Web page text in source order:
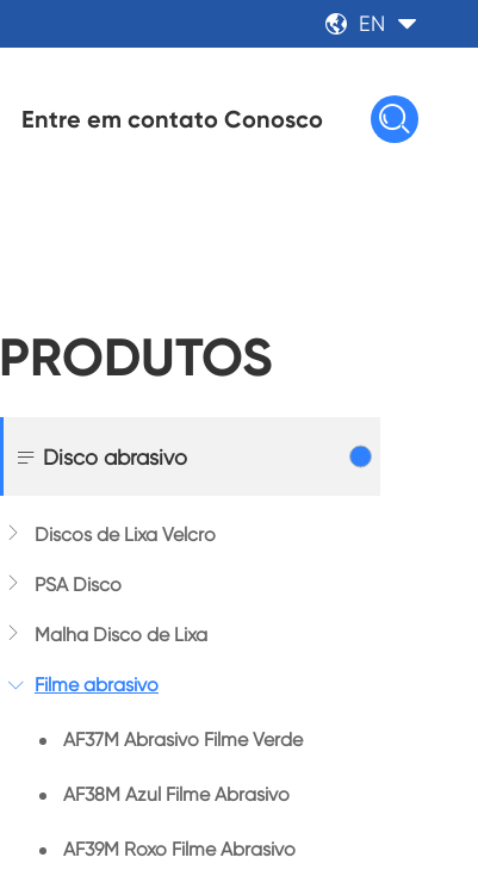
 EN 
Entre em contato Conosco 
PRODUTOS
 Disco abrasivo
 Discos de Lixa Velcro
 PSA Disco
 Malha Disco de Lixa
 Filme abrasivo
AF37M Abrasivo Filme Verde
AF38M Azul Filme Abrasivo
AF39M Roxo Filme Abrasivo